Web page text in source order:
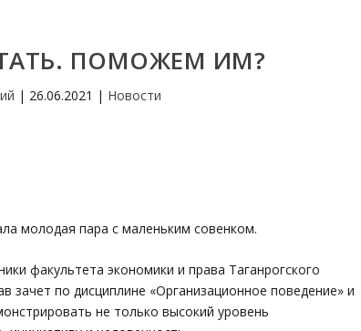
ПОМОЖЕМ ИМ?
| 26.06.2021 | Новости
молодая пара с маленьким совенком.
факультета экономики и права Таганрогского
по дисциплине «Организационное поведение» и
не только высокий уровень